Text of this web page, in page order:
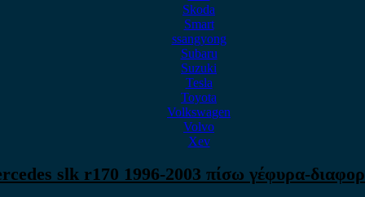
Skoda
Smart
ssangyong
Subaru
Suzuki
Tesla
Toyota
Volkswagen
Volvo
Xev
slk r170 1996-2003 πίσω γέφυρα-